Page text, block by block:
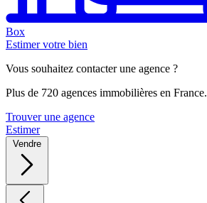
Box
Estimer votre bien
Vous souhaitez contacter une agence ?
Plus de 720 agences immobilières en France.
Trouver une agence
Estimer
Vendre